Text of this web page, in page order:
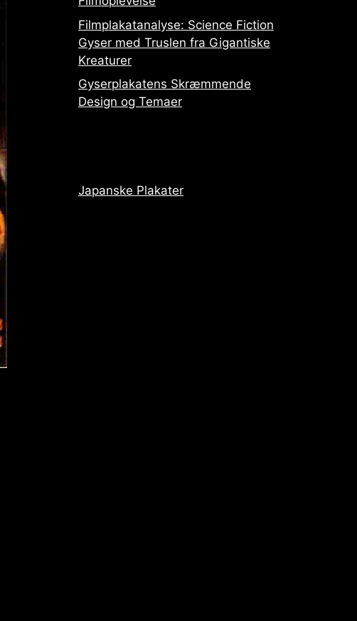
Filmplakatanalyse: Science Fiction
Gyser med Truslen fra Gigantiske
Kreaturer
Gyserplakatens Skræmmende
Design og Temaer
Japanske Plakater